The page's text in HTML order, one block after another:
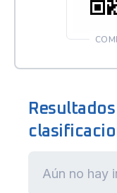
Aún no hay